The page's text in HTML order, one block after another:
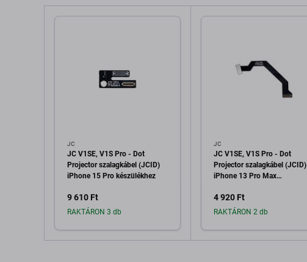
JC
JC V1SE, V1S Pro - Dot
Projector szalagkábel (JCID)
iPhone 15 Pro készülékhez
9 610 Ft
RAKTÁRON 3 db
JC
JC V1SE, V1S Pro - Dot
Projector szalagkábel (JCID)
iPhone 13 Pro Max
4 920 Ft
RAKTÁRON 2 db